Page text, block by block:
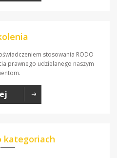
stosowania RODO
prawnego udzielanego naszym
kategoriach